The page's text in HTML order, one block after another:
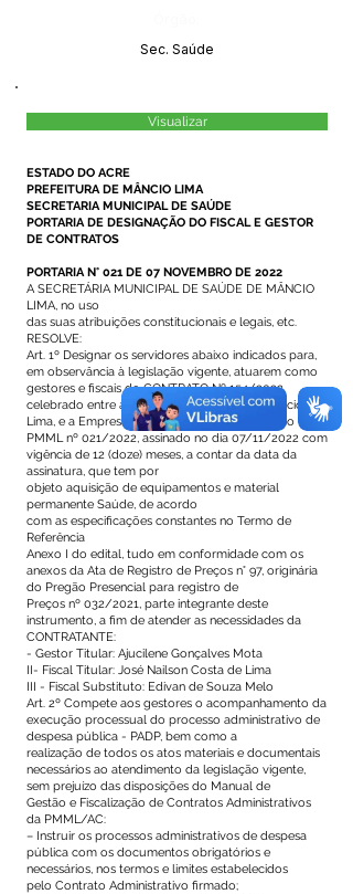
Sec. Saúde
Visualizar
ESTADO DO ACRE
PREFEITURA DE MÂNCIO LIMA
SECRETARIA MUNICIPAL DE SAÚDE
PORTARIA DE DESIGNAÇÃO DO FISCAL E GESTOR
DE CONTRATOS
PORTARIA N° 021 DE 07 NOVEMBRO DE 2022
A SECRETÁRIA MUNICIPAL DE SAÚDE DE MÂNCIO
LIMA, no uso
das suas atribuições constitucionais e legais, etc.
RESOLVE:
Art. 1º Designar os servidores abaixo indicados para,
em observância à legislação vigente, atuarem como
gestores e fiscais do CONTRATO Nº 154/2022
celebrado entre a Prefeitura Municipal de Mâncio
Lima, e a Empresa D FERREIRA FILHO, Processo
PMML nº 021/2022, assinado no dia 07/11/2022 com
vigência de 12 (doze) meses, a contar da data da
assinatura, que tem por
objeto aquisição de equipamentos e material
permanente Saúde, de acordo
com as especificações constantes no Termo de
Referência
Anexo I do edital, tudo em conformidade com os
anexos da Ata de Registro de Preços n° 97, originária
do Pregão Presencial para registro de
Preços nº 032/2021, parte integrante deste
instrumento, a fim de atender as necessidades da
CONTRATANTE:
- Gestor Titular: Ajucilene Gonçalves Mota
II- Fiscal Titular: José Nailson Costa de Lima
III - Fiscal Substituto: Edivan de Souza Melo
Art. 2º Compete aos gestores o acompanhamento da
execução processual do processo administrativo de
despesa pública - PADP, bem como a
realização de todos os atos materiais e documentais
necessários ao atendimento da legislação vigente,
sem prejuízo das disposições do Manual de
Gestão e Fiscalização de Contratos Administrativos
da PMML/AC:
– Instruir os processos administrativos de despesa
pública com os documentos obrigatórios e
necessários, nos termos e limites estabelecidos
pelo Contrato Administrativo firmado;